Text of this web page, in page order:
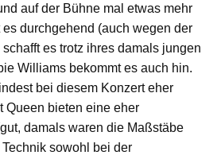
auf der Bühne mal etwas mehr
es durchgehend (auch wegen der
es trotz ihres damals jungen
Williams bekommt es auch hin.
bei diesem Konzert eher
Queen bieten eine eher
damals waren die Maßstäbe
sowohl bei der